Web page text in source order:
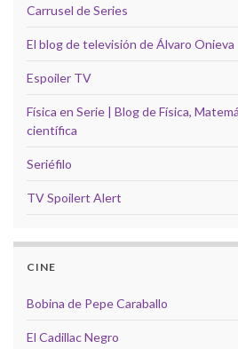
Carrusel de Series
El blog de televisión de Álvaro Onieva
Espoiler TV
Física en Serie | Blog de Física,
científica
Seriéfilo
TV Spoilert Alert
CINE
Bobina de Pepe Caraballo
El Cadillac Negro